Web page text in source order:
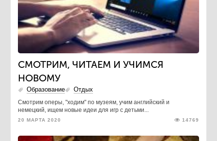
СМОТРИМ, ЧИТАЕМ И УЧИМСЯ
НОВОМУ
Образование Отдых
Смотрим оперы, "ходим" по музеям, учим английский и
немецкий, ищем новые идеи для игр с детьми...
20 МАРТА 2020 14769